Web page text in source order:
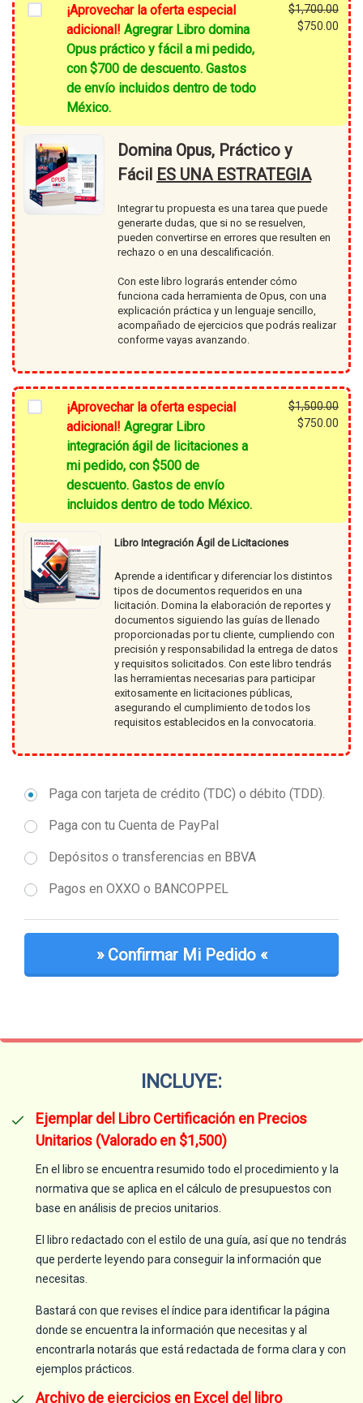
¡Aprovechar la oferta especial
adicional! Agregrar Libro domina
Opus práctico y fácil a mi pedido,
con $700 de descuento. Gastos
de envío incluidos dentro de todo
México.
$1,700.00
era:
$750.00
es:
Domina Opus, Práctico y
Fácil ES UNA ESTRATEGIA
Integrar tu propuesta es una tarea que puede
generarte dudas, que si no se resuelven,
pueden convertirse en errores que resulten en
rechazo o en una descalificación.
Con este libro lograrás entender cómo
funciona cada herramienta de Opus, con una
explicación práctica y un lenguaje sencillo,
acompañado de ejercicios que podrás realizar
conforme vayas avanzando.
¡Aprovechar la oferta especial
adicional! Agregrar Libro
integración ágil de licitaciones a
mi pedido, con $500 de
descuento. Gastos de envío
incluidos dentro de todo México.
$1,500.00
era:
$750.00
es:
Libro Integración Ágil de Licitaciones
Aprende a identificar y diferenciar los distintos
tipos de documentos requeridos en una
licitación. Domina la elaboración de reportes y
documentos siguiendo las guías de llenado
proporcionadas por tu cliente, cumpliendo con
precisión y responsabilidad la entrega de datos
y requisitos solicitados. Con este libro tendrás
las herramientas necesarias para participar
exitosamente en licitaciones públicas,
asegurando el cumplimiento de todos los
requisitos establecidos en la convocatoria.
Paga con tarjeta de crédito (TDC) o débito (TDD).
Paga con tu Cuenta de PayPal
Depósitos o transferencias en BBVA
Pagos en OXXO o BANCOPPEL
» ​Confirmar Mi Pedido «
INCLUYE:
Ejemplar del Libro Certificación en Precios
Unitarios (Valorado en $1,500)
En el libro se encuentra resumido todo el procedimiento y la
normativa que se aplica en el cálculo de presupuestos con
base en análisis de precios unitarios.
El libro redactado con el estilo de una guía, así que no tendrás
que perderte leyendo para conseguir la información que
necesitas.
Bastará con que revises el índice para identificar la página
donde se encuentra la información que necesitas y al
encontrarla notarás que está redactada de forma clara y con
ejemplos prácticos.
Archivo de ejercicios en Excel del libro